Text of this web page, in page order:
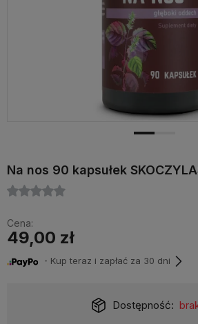
Na nos 90 kapsułek
Cena:
49,00 zł
・Kup teraz i zapłać za 30 dni
Dostępność: